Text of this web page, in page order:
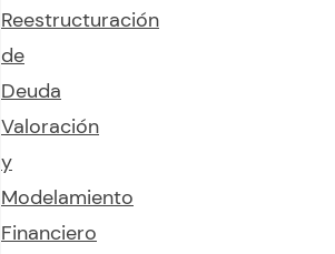
Reestructuración
de
Deuda
Valoración
y
Modelamiento
Financiero